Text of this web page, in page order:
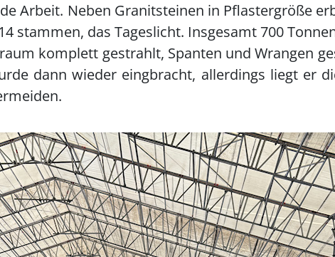
Arbeit. Neben Granitsteinen in Pflastergröße
stammen, das Tageslicht. Insgesamt 700
komplett gestrahlt, Spanten und Wrangen
dann wieder eingbracht, allerdings liegt er